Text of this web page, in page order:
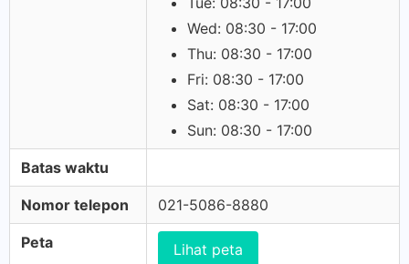
Wed: 08:30 - 17:00
Thu: 08:30 - 17:00
Fri: 08:30 - 17:00
Sat: 08:30 - 17:00
Sun: 08:30 - 17:00
Batas waktu
Nomor telepon 021-5086-8880
Peta Lihat peta